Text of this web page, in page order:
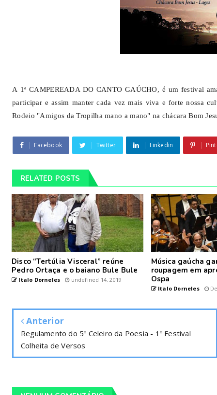
A 1ª CAMPEREADA DO CANTO GAÚCHO, é um festival
participar e assim manter cada vez mais viva e forte nossa
Rodeio "Amigos da Tropilha mano a mano" na chácara Bom
Facebook Twitter Linkedin
RELATED POSTS
Disco “Tertúlia Visceral” reúne
Pedro Ortaça e o baiano Bule Bule
Italo Dorneles undefined 14, 2019
Música gaúcha
roupagem em
Ospa
Italo Dorneles
Anterior
Regulamento do 5º Celeiro da Poesia - 1º Festival
Colheita de Versos